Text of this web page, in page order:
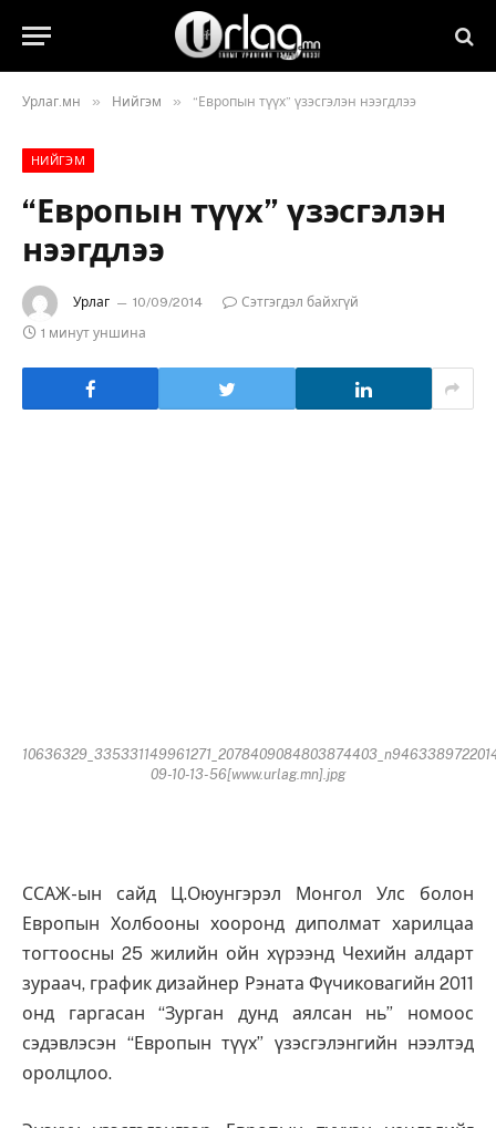
Урлаг.мн » Нийгэм » “Европын түүх” үзэсгэлэн нээгдлээ
НИЙГЭМ
“Европын түүх” үзэсгэлэн
нээгдлээ
Урлаг 10/09/2014
Сэтгэгдэл байхгүй
1 минут уншина
09-10-13-56[www.urlag.mn].jpg
ССАЖ-ын сайд Ц.Оюунгэрэл Монгол Улс болон
Европын Холбооны хооронд диполмат харилцаа
тогтоосны 25 жилийн ойн хүрээнд Чехийн алдарт
зураач, график дизайнер Рэната Фүчиковагийн 2011
онд гаргасан “Зурган дунд аялсан нь” номоос
сэдэвлэсэн “Европын түүх” үзэсгэлэнгийн нээлтэд
оролцлоо.